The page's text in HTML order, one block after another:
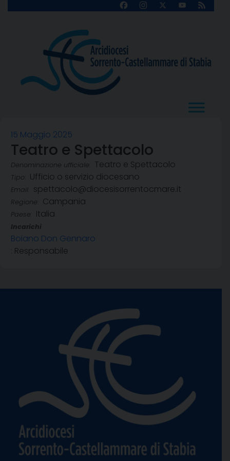
FacebookInstagram
X
YouTube
Feed
15 Maggio 2025
Teatro e Spettacolo
Denominazione ufficiale: Teatro e Spettacolo
Tipo: Ufficio o servizio diocesano
Email: spettacolo@diocesisorrentocmare.it
Regione: Campania
Paese: Italia
Incarichi
Boiano Don Gennaro
: Responsabile